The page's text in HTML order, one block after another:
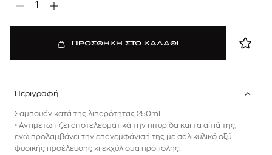
1
ΠΡΟΣΘΗΚΗ ΣΤΟ ΚΑΛΑΘΙ
Περιγραφή
Σαμπουάν κατά της λιπαρότητας 250ml
• Αντιμετωπίζει αποτελεσματικά την πιτυρίδα και τα αίτιά της,
ενώ προλαμβάνει την επανεμφάνισή της με σαλικυλικό οξύ
φυσικής προέλευσης κι εκχύλισμα πρόπολης.